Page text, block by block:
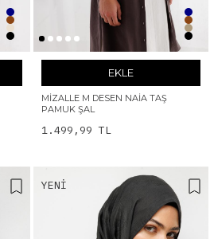
EKLE
MIZALLE M DESEN NAIA TAŞ
PAMUK ŞAL
1.499,99 TL
YENI